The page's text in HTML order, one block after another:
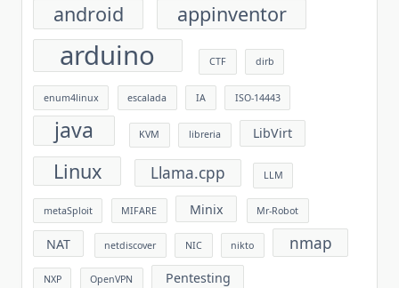
android appinventor
arduino CTF dirb
enum4linux escalada IA ISO-14443
java KVM libreria LibVirt
Linux Llama.cpp LLM
metaSploit MIFARE Minix Mr-Robot
NAT netdiscover NIC nikto nmap
NXP OpenVPN Pentesting